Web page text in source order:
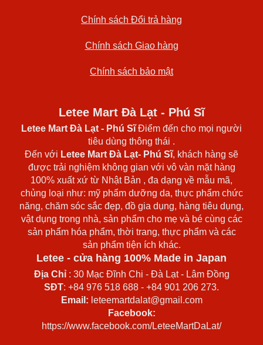
Chính sách Đổi trả hàng
Chính sách Giao hàng
Chính sách bảo mật
Letee Mart Đà Lạt - Phú Sĩ
Letee Mart Đà Lạt - Phú SĩĐiểm đến cho mọi người
tiêu dùng thông thái .
Đến với Letee Mart Đà Lạt- Phú Sĩ, khách hàng sẽ
được trải nghiệm không gian với vô vàn mặt hàng
100% xuất xứ từ Nhật Bản , đa dạng về mẫu mã,
chủng loại như: mỹ phẩm dưỡng da, thực phẩm chức
năng, chăm sóc sắc đẹp, đồ gia dụng, hàng tiêu dụng,
vật dụng trong nhà, sản phẩm cho mẹ và bé cùng các
sản phẩm hóa phẩm, thời trang, thực phẩm và các
sản phẩm tiện ích khác.
Letee - cửa hàng 100% Made in Japan
Địa Chỉ: 30 Mạc Đĩnh Chi - Đà Lạt - Lâm Đồng
SĐT: +84 976 518 688 - +84 901 206 273.
Email: leteemartdalat@gmail.com
Facebook:
https://www.facebook.com/LeteeMartDaLat/